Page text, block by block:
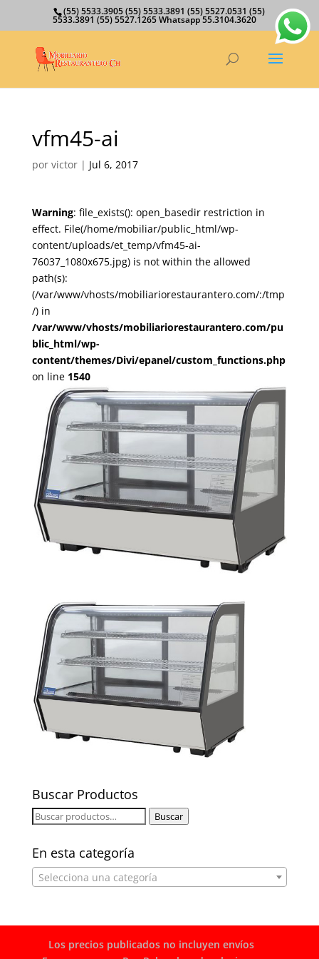
(55) 5533.3905 (55) 5533.3891 (55) 5527.0531 (55)
5533.3891 (55) 5527.1265 Whatsapp 55.3104.3620
vfm45-ai
por victor| Jul 6, 2017
Warning: file_exists(): open_basedir restriction in
effect. File(/home/mobiliar/public_html/wp-
content/uploads/et_temp/vfm45-ai-
76037_1080x675.jpg) is not within the allowed
path(s):
(/var/www/vhosts/mobiliariorestaurantero.com/:/tmp
/) in
/var/www/vhosts/mobiliariorestaurantero.com/pu
blic_html/wp-
content/themes/Divi/epanel/custom_functions.php
on line 1540
Buscar Productos
Buscar
Buscar
En esta categoría
Selecciona una categoría
Los precios publicados no incluyen envíos